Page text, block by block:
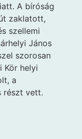
A bíróság
zaklatott,
szellemi
János
szorosan
Kör helyi
a
részt vett.